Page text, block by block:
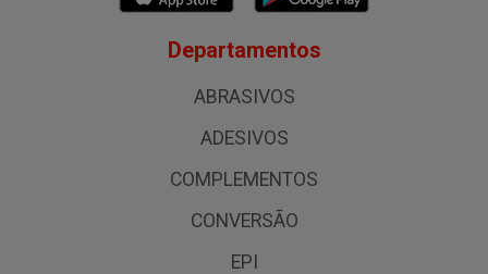
Departamentos
ABRASIVOS
ADESIVOS
COMPLEMENTOS
CONVERSÃO
EPI